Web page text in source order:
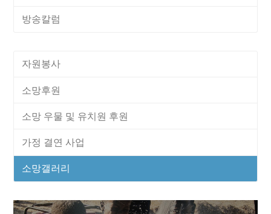
방송칼럼
자원봉사
소망후원
소망 우물 및 유치원 후원
가정 결연 사업
소망갤러리